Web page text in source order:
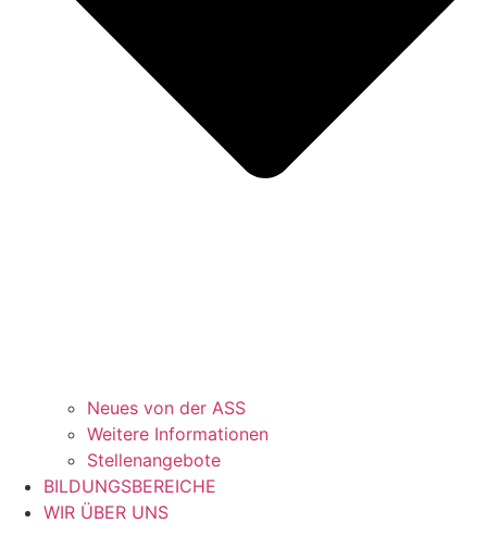
Neues von der ASS
Weitere Informationen
Stellenangebote
BILDUNGSBEREICHE
WIR ÜBER UNS